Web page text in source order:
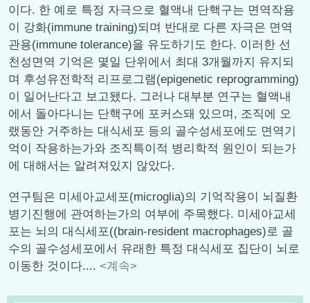
이다. 한 예로 특정 자극으로 혈액내 단핵구는 면역작용
이 강화(immune training)되며 반대로 다른 자극은 면역
관용(immune tolerance)을 유도하기도 한다. 이러한 선
천성면역 기억은 몇일 단위에서 최대 3개월까지 유지되
며 후성유전학적 리프로그램(epigenetic reprogramming)
이 일어난다고 보고됐다. 그러나 대부분 연구는 혈액내
에서 돌아다니는 단핵구에 포커스돼 있으며, 조직에 오
랬동안 거주하는 대식세포 등의 골수성세포에도 면역기
억이 작용하는가와 조직특이적 병리학적 원인이 되는가
에 대해서는 알려져있지 않았다.
연구팀은 미세아교세포(microglia)의 기억작용이 뇌질환
병기진행에 관여하는가의 여부에 주목했다. 미세아교세
포는 뇌의 대식세포((brain-resident macrophages)로 골
수의 골수성세포에서 유래한 특정 대식세포 집단이 뇌로
이동한 것이다.... <계속>